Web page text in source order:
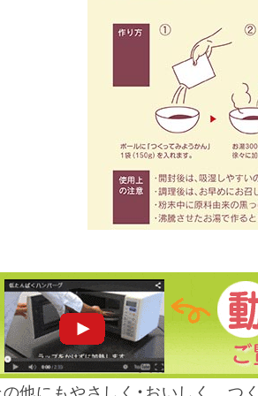
の他にもやさしく・おいしく つ